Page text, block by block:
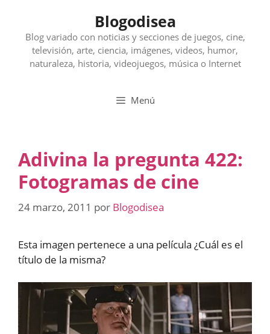
contenido
Blogodisea
Blog variado con noticias y secciones de juegos, cine,
televisión, arte, ciencia, imágenes, videos, humor,
naturaleza, historia, videojuegos, música o Internet
Menú
Adivina la pregunta 422:
Fotogramas de cine
24 marzo, 2011 por Blogodisea
Esta imagen pertenece a una película ¿Cuál es el
título de la misma?